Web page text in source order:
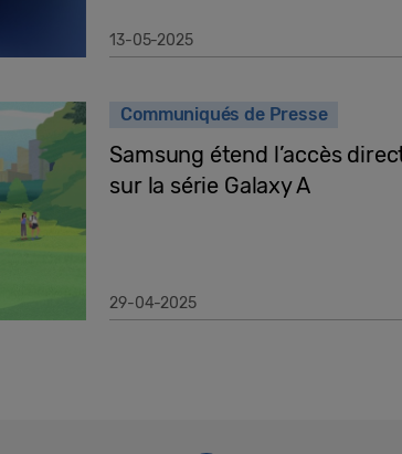
13-05-2025
Communiqués de Presse
Samsung étend l’accès
sur la série Galaxy A
29-04-2025